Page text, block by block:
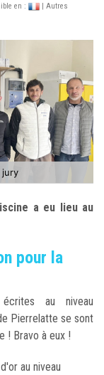
en :
| Autres
jury
a eu lieu au
pour la
au niveau
Pierrelatte se sont
! Bravo à eux !
au niveau